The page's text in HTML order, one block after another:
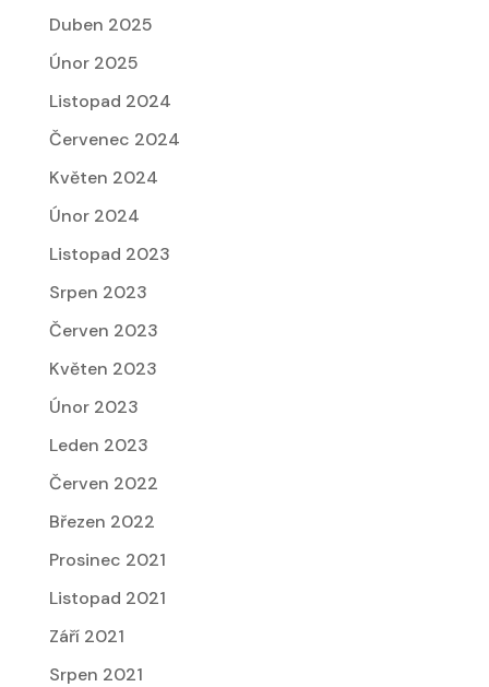
Duben 2025
Únor 2025
Listopad 2024
Červenec 2024
Květen 2024
Únor 2024
Listopad 2023
Srpen 2023
Červen 2023
Květen 2023
Únor 2023
Leden 2023
Červen 2022
Březen 2022
Prosinec 2021
Listopad 2021
Září 2021
Srpen 2021